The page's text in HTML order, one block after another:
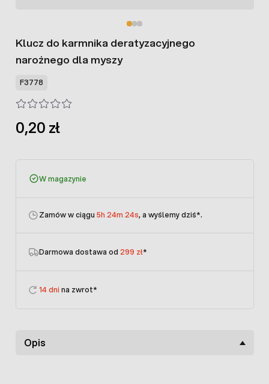
Klucz do karmnika deratyzacyjnego
narożnego dla myszy
F3778
0,20 zł
W magazynie
Zamów w ciągu 5h 24m 24s, a wyślemy dziś*.
Darmowa dostawa od 299 zł*
14 dni na zwrot*
Opis